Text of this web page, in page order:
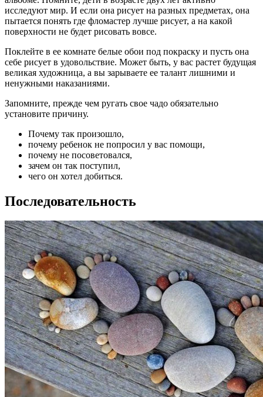
исследуют мир. И если она рисует на разных предметах, она
пытается понять где фломастер лучше рисует, а на какой
поверхности не будет рисовать вовсе.
Поклейте в ее комнате белые обои под покраску и пусть она
себе рисует в удовольствие. Может быть, у вас растет будущая
великая художница, а вы зарываете ее талант лишними и
ненужными наказаниями.
Запомните, прежде чем ругать свое чадо обязательно
установите причину.
Почему так произошло,
почему ребенок не попросил у вас помощи,
почему не посоветовался,
зачем он так поступил,
чего он хотел добиться.
Последовательность